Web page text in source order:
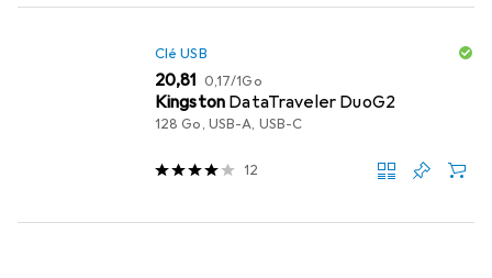
Clé USB
EUR
20,81 EUR
0,17/1Go
Kingston DataTraveler DuoG2
128 Go, USB-A, USB-C
12